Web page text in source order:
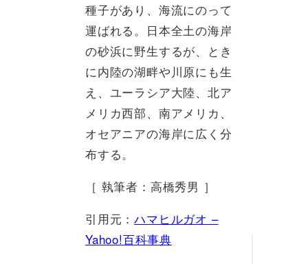
種子があり、海流にのって
運ばれる。日本全土の海岸
の砂浜に野生するが、とき
に内陸の湖畔や川原にも生
え、ユーラシア大陸、北ア
メリカ西部、南アメリカ、
オセアニアの海岸に広く分
布する。
［ 執筆者：高橋秀男 ］
引用元：ハマヒルガオ –
Yahoo!百科事典